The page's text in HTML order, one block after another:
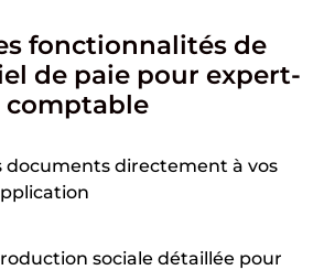
fonctionnalités de
de paie pour expert-
comptable
documents directement à vos
sociale détaillée pour